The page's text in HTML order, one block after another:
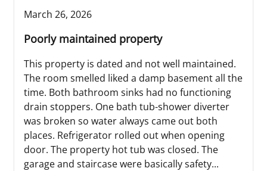
March 26, 2026
Poorly maintained property
This property is dated and not well maintained.
The room smelled liked a damp basement all the
time. Both bathroom sinks had no functioning
drain stoppers. One bath tub-shower diverter
was broken so water always came out both
places. Refrigerator rolled out when opening
door. The property hot tub was closed. The
garage and staircase were basically safety...